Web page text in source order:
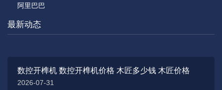
阿里巴巴
最新动态
数控开榫机 数控开榫机价格 木匠多少钱 木匠价格
2026-07-31